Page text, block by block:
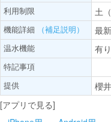
利用制限 土
機能詳細 （補足説明） 最
温水機能 有り
特記事項
提供
櫻
[アプリで見る]